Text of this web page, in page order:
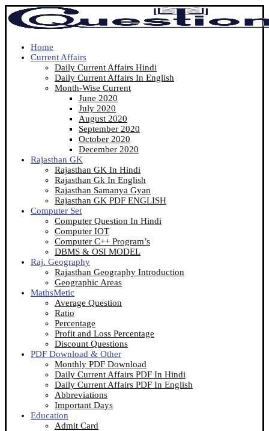
Home
Current Affairs
Daily Current Affairs Hindi
Daily Current Affairs In English
Month-Wise Current
June 2020
July 2020
August 2020
September 2020
October 2020
December 2020
Rajasthan GK
Rajasthan GK In Hindi
Rajasthan Gk In English
Rajasthan Samanya Gyan
Rajasthan GK PDF ENGLISH
Computer Set
Computer Question In Hindi
Computer IOT
Computer C++ Program’s
DBMS & OSI MODEL
Raj. Geography
Rajasthan Geography Introduction
Geographic Areas
MathsMetic
Average Question
Ratio
Percentage
Profit and Loss Percentage
Discount Questions
PDF Download & Other
Monthly PDF Download
Daily Current Affairs PDF In Hindi
Daily Current Affairs PDF In English
Abbreviations
Important Days
Education
Admit Card